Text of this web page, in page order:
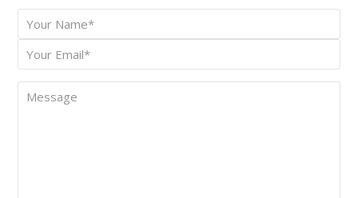
Your
Name *
Your
Email
Message